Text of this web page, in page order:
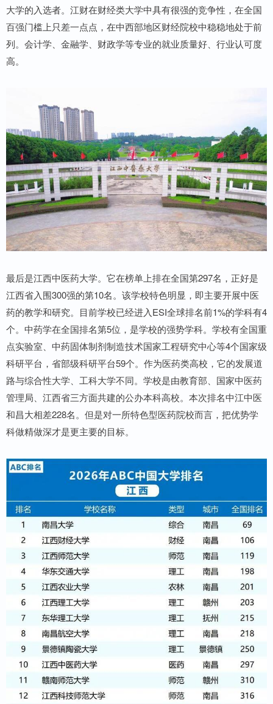
大学的入选者。江财在财经类大学中具有很强的竞争性，在全国
百强门槛上只差一点点，在中西部地区财经院校中稳稳地处于前
列。会计学、金融学、财政学等专业的就业质量好、行业认可度
高。
最后是江西中医药大学。它在榜单上排在全国第297名，正好是
江西省入围300强的第10名。该学校特色明显，即主要开展中医
药的教学和研究。目前学校已经进入ESI全球排名前1%的学科有4
个。中药学在全国排名第5位，是学校的强势学科。学校有全国重
点实验室、中药固体制剂制造技术国家工程研究中心等4个国家级
科研平台，省部级科研平台59个。作为医药类高校，它的发展道
路与综合性大学、工科大学不同。学校是由教育部、国家中医药
管理局、江西省三方面共建的公办本科高校。本次排名中江中医
和昌大相差228名。但是对一所特色型医药院校而言，把优势学
科做精做深才是更主要的目标。